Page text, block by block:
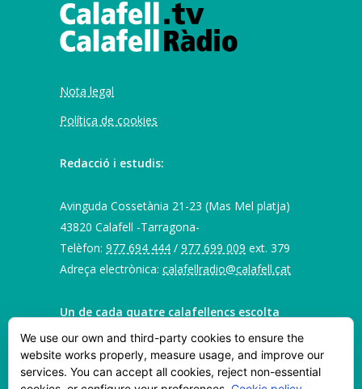
Nota legal
Política de cookies
Redacció i estudis:
Avinguda Cossetània 21-23 (Mas Mel platja)
43820 Calafell -Tarragona-
Telèfon: 977 694 444 / 977 699 009 ext. 379
Adreça electrònica: calafellradio@calafell.cat
Un de cada quatre calafellencs escolta
teu negoci també?
We use our own and third-party cookies to ensure the
website works properly, measure usage, and improve our
services. You can accept all cookies, reject non-essential